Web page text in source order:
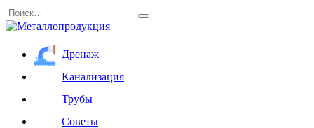
Перейти
к
содержанию
Search
for:
Дренаж
Канализация
Трубы
Советы